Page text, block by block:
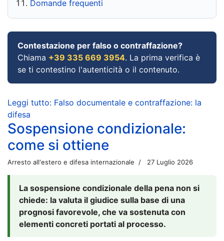
Domande frequenti
Contestazione per falso o contraffazione?
Chiama +39 335 669 3954. La prima verifica è
se ti contestino l'autenticità o il contenuto.
Leggi tutto: Falso documentale e contraffazione: la
difesa
Sospensione condizionale:
come si ottiene
Arresto all'estero e difesa internazionale 27 Luglio 2026
La sospensione condizionale della pena non si
chiede: la valuta il giudice sulla base di una
prognosi favorevole, che va sostenuta con
elementi concreti portati al processo.